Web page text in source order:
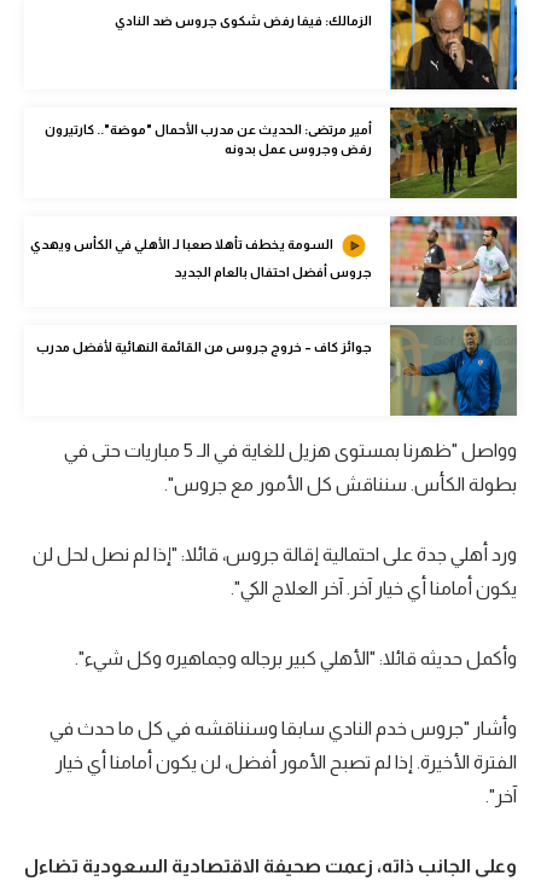
كرة طائرة
الوطن العربي
في المونديال
رياضة نسائية
أمريكا
ركن الألعاب
أقسام خاصة
Gamers
ميركاتو
تقرير في الجول
حكايات في الجول
فيديو في الجول
الزمالك: فيفا رفض شكوى جروس ضد النادي
أمير مرتضى: الحديث عن مدرب الأحمال "موضة".. كارتيرون
رفض وجروس عمل بدونه
السومة يخطف تأهلا صعبا لـ الأهلي في الكأس ويهدي
جروس أفضل احتفال بالعام الجديد
جوائز كاف – خروج جروس من القائمة النهائية لأفضل مدرب
وواصل "ظهرنا بمستوى هزيل للغاية في الـ 5 مباريات حتى في
بطولة الكأس. سنناقش كل الأمور مع جروس".
ورد أهلي جدة على احتمالية إقالة جروس، قائلا: "إذا لم نصل لحل لن
يكون أمامنا أي خيار آخر. آخر العلاج الكي".
وأكمل حديثه قائلا: "الأهلي كبير برجاله وجماهيره وكل شيء".
وأشار "جروس خدم النادي سابقا وسنناقشه في كل ما حدث في
الفترة الأخيرة. إذا لم تصبح الأمور أفضل، لن يكون أمامنا أي خيار
آخر".
وعلى الجانب ذاته، زعمت صحيفة الاقتصادية السعودية تضاءل